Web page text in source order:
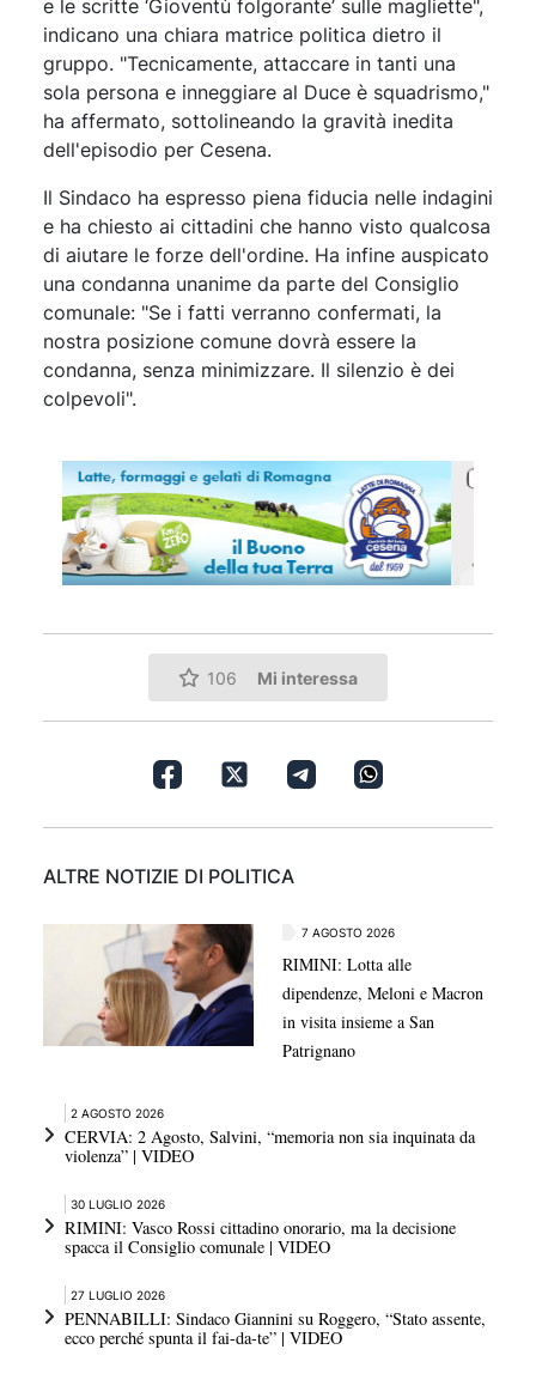
e le scritte ‘Gioventù folgorante’ sulle magliette",
indicano una chiara matrice politica dietro il
gruppo. "Tecnicamente, attaccare in tanti una
sola persona e inneggiare al Duce è squadrismo,"
ha affermato, sottolineando la gravità inedita
dell'episodio per Cesena.
Il Sindaco ha espresso piena fiducia nelle indagini
e ha chiesto ai cittadini che hanno visto qualcosa
di aiutare le forze dell'ordine. Ha infine auspicato
una condanna unanime da parte del Consiglio
comunale: "Se i fatti verranno confermati, la
nostra posizione comune dovrà essere la
condanna, senza minimizzare. Il silenzio è dei
colpevoli".
106 Mi interessa
ALTRE NOTIZIE DI POLITICA
7 AGOSTO 2026
RIMINI: Lotta alle
dipendenze, Meloni e Macron
in visita insieme a San
Patrignano
2 AGOSTO 2026
CERVIA: 2 Agosto, Salvini, “memoria non sia inquinata da
violenza” | VIDEO
30 LUGLIO 2026
RIMINI: Vasco Rossi cittadino onorario, ma la decisione
spacca il Consiglio comunale | VIDEO
27 LUGLIO 2026
PENNABILLI: Sindaco Giannini su Roggero, “Stato assente,
ecco perché spunta il fai-da-te” | VIDEO